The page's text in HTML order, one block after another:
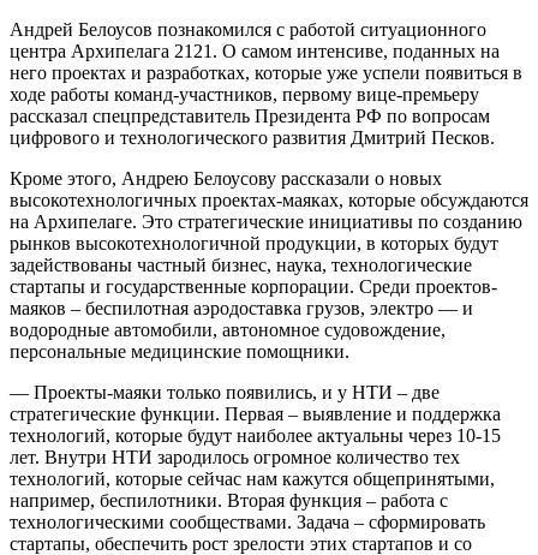
Андрей Белоусов познакомился с работой ситуационного
центра Архипелага 2121. О самом интенсиве, поданных на
него проектах и разработках, которые уже успели появиться в
ходе работы команд-участников, первому вице-премьеру
рассказал спецпредставитель Президента РФ по вопросам
цифрового и технологического развития Дмитрий Песков.
Кроме этого, Андрею Белоусову рассказали о новых
высокотехнологичных проектах-маяках, которые обсуждаются
на Архипелаге. Это стратегические инициативы по созданию
рынков высокотехнологичной продукции, в которых будут
задействованы частный бизнес, наука, технологические
стартапы и государственные корпорации. Среди проектов-
маяков – беспилотная аэродоставка грузов, электро — и
водородные автомобили, автономное судовождение,
персональные медицинские помощники.
— Проекты-маяки только появились, и у НТИ – две
стратегические функции. Первая – выявление и поддержка
технологий, которые будут наиболее актуальны через 10-15
лет. Внутри НТИ зародилось огромное количество тех
технологий, которые сейчас нам кажутся общепринятыми,
например, беспилотники. Вторая функция – работа с
технологическими сообществами. Задача – сформировать
стартапы, обеспечить рост зрелости этих стартапов и со